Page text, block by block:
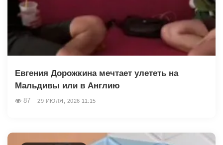
Евгения Дорожкина мечтает улететь на
Мальдивы или в Англию
87 29 ИЮЛЯ, 2026 11:15